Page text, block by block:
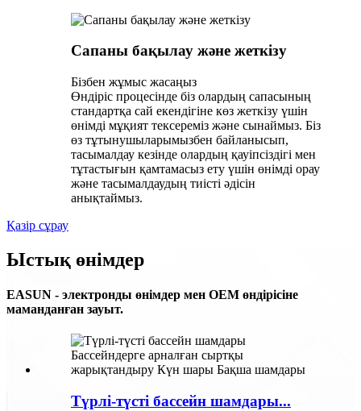
Сапаны бақылау және жеткізу
Бізбен жұмыс жасаңыз
Өндіріс процесінде біз олардың сапасының
стандартқа сай екендігіне көз жеткізу үшін
өнімді мұқият тексереміз және сынаймыз. Біз
өз тұтынушыларымызбен байланысып,
тасымалдау кезінде олардың қауіпсіздігі мен
тұтастығын қамтамасыз ету үшін өнімді орау
және тасымалдаудың тиісті әдісін
анықтаймыз.
Қазір сұрау
Ыстық өнімдер
EASUN - электронды өнімдер мен OEM өндірісіне
маманданған зауыт.
Түрлі-түсті бассейн шамдары...